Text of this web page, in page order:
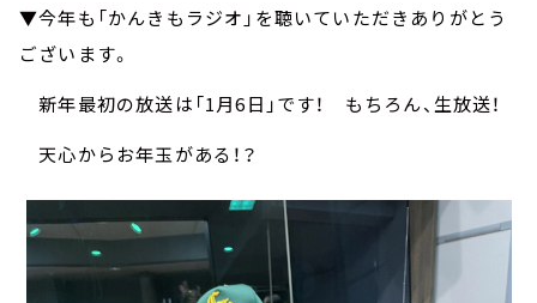
▼今年も「かんきもラジオ」を聴いていただきありがとう
ございます。
新年最初の放送は「1月6日」です！ もちろん、生放送！
天心からお年玉がある！？